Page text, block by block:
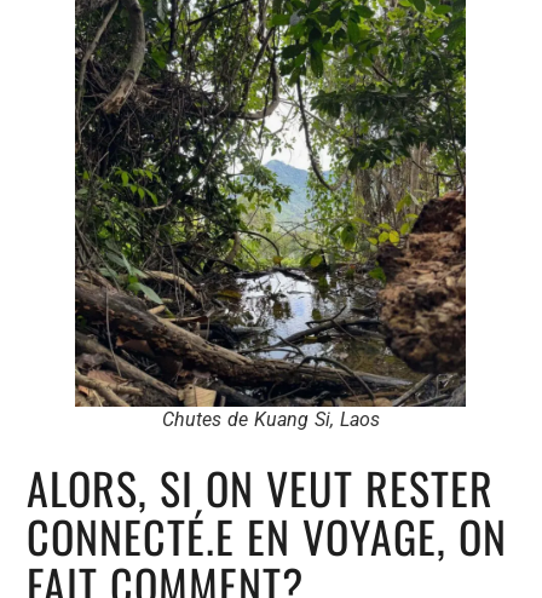
Chutes de Kuang Si, Laos
ALORS, SI ON VEUT RESTER
CONNECTÉ.E EN VOYAGE, ON
FAIT COMMENT?